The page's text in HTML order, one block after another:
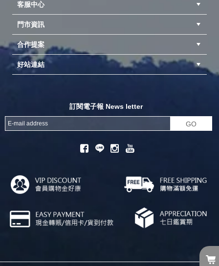
客服中心
門市資訊
合作提案
異業合作
專案採購
成為供應商
好站連結
訂閱電子報 News letter
GO